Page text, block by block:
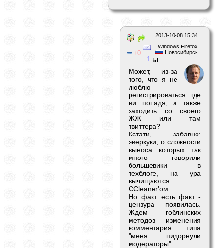
2013-10-08 15:34
Windows Firefox
Новосибирск
0
1 ы
Может, из-за
того, что я не
люблю
регистрироваться где
ни попадя, а также
заходить со своего
ЖЖ или там
твиттера?
Кстати, забавно:
эверкуки, о сложности
выноса которых так
много говорили
большевикив
техблоге, на ура
вычищаются
CCleaner'ом.
Но факт есть факт -
цензура появилась.
Ждем гоблинских
методов изменения
комментария типа
"меня пидорнули
модераторы".